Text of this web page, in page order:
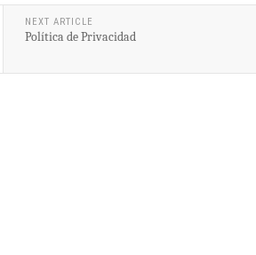
NEXT ARTICLE
Política de Privacidad